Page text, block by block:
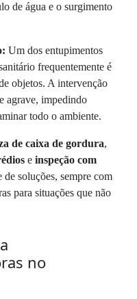
de água e o surgimento
Um dos entupimentos
frequentemente é
objetos. A intervenção
agrave, impedindo
todo o ambiente.
de caixa de gordura,
e inspeção com
de soluções, sempre com
para situações que não
no